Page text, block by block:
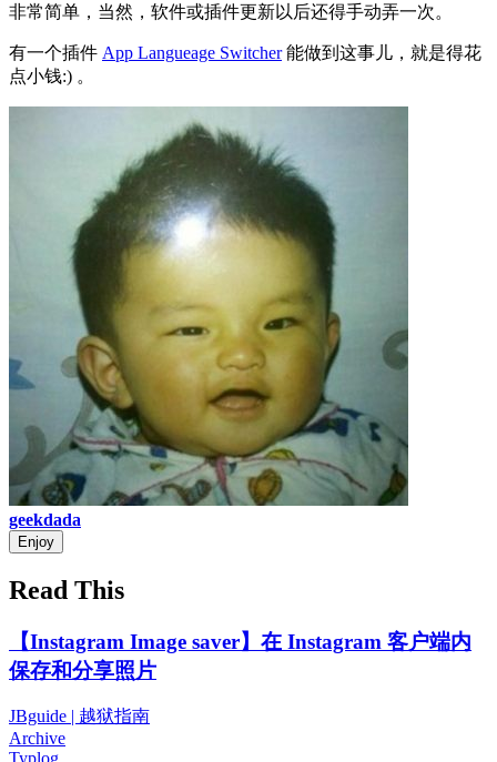
非常简单，当然，软件或插件更新以后还得手动弄一次。
有一个插件 App Langueage Switcher能做到这事儿，就是得花
点小钱:) 。
geekdada
Enjoy
Read This
【Instagram Image saver】在 Instagram 客户端内
保存和分享照片
JBguide | 越狱指南
Archive